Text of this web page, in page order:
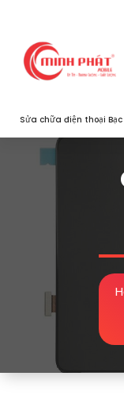
content
Sửa chữa điện thoại Bạc